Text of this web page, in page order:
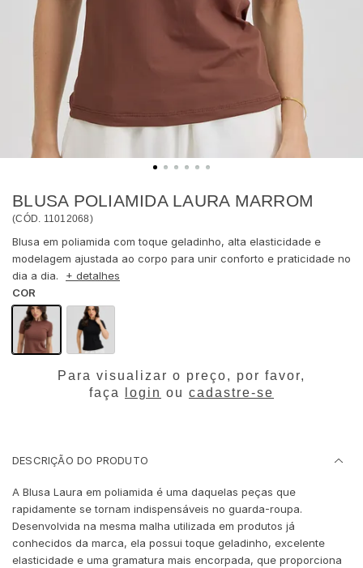
BLUSA POLIAMIDA LAURA MARROM
(CÓD. 11012068)
Blusa em poliamida com toque geladinho, alta elasticidade e
modelagem ajustada ao corpo para unir conforto e praticidade no
dia a dia.
+ detalhes
COR
Para visualizar o preço, por favor,
faça
login ou cadastre-se
DESCRIÇÃO DO PRODUTO
A Blusa Laura em poliamida é uma daquelas peças que
rapidamente se tornam indispensáveis no guarda-roupa.
Desenvolvida na mesma malha utilizada em produtos já
conhecidos da marca, ela possui toque geladinho, excelente
elasticidade e uma gramatura mais encorpada, que proporciona